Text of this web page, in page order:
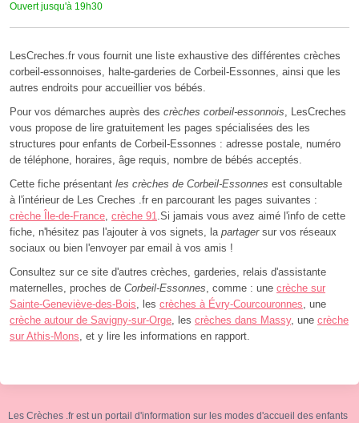
Ouvert jusqu'à 19h30
LesCreches.fr vous fournit une liste exhaustive des différentes crèches
corbeil-essonnoises, halte-garderies de Corbeil-Essonnes, ainsi que les
autres endroits pour accueillier vos bébés.
Pour vos démarches auprès des crèches corbeil-essonnois, LesCreches
vous propose de lire gratuitement les pages spécialisées des les
structures pour enfants de Corbeil-Essonnes : adresse postale, numéro
de téléphone, horaires, âge requis, nombre de bébés acceptés.
Cette fiche présentant les crèches de Corbeil-Essonnes est consultable
à l'intérieur de Les Creches .fr en parcourant les pages suivantes :
crèche Île-de-France, crèche 91.Si jamais vous avez aimé l'info de cette
fiche, n'hésitez pas l'ajouter à vos signets, la partagersur vos réseaux
sociaux ou bien l'envoyer par email à vos amis !
Consultez sur ce site d'autres crèches, garderies, relais d'assistante
maternelles, proches de Corbeil-Essonnes, comme : une crèche sur
Sainte-Geneviève-des-Bois, les crèches à Évry-Courcouronnes, une
crèche autour de Savigny-sur-Orge, les crèches dans Massy, une crèche
sur Athis-Mons, et y lire les informations en rapport.
Les Crèches .fr est un portail d'information sur les modes d'accueil des enfants